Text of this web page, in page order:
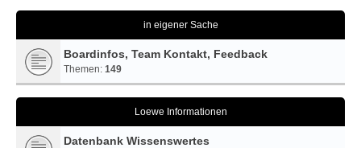
in eigener Sache
Boardinfos, Team Kontakt, Feedback
Themen: 149
Loewe Informationen
Datenbank Wissenswertes